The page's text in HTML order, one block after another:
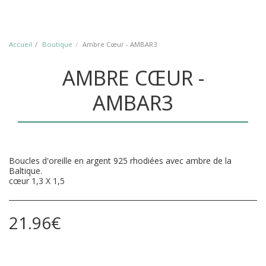
Accueil Boutique Ambre Cœur - AMBAR3
AMBRE CŒUR -
AMBAR3
Boucles d'oreille en argent 925 rhodiées avec ambre de la
Baltique.
cœur 1,3 X 1,5
21.96€